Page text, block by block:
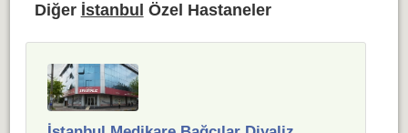
Diğer İstanbul Özel Hastaneler